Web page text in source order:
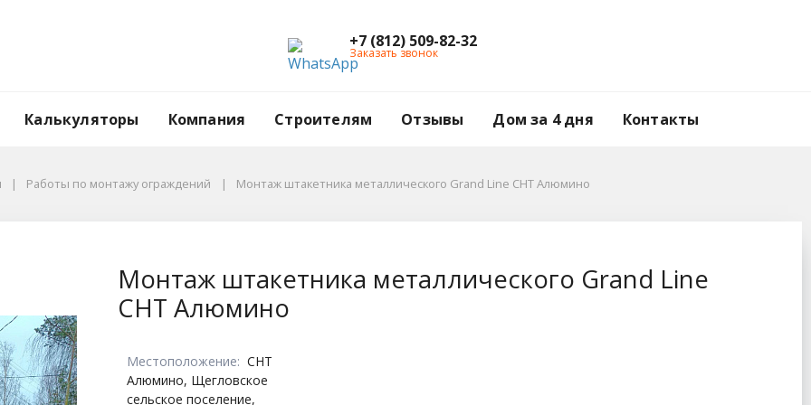
+7 (812) 509-82-32
Заказать звонок
Калькуляторы Компания Строителям Отзывы Дом за 4 дня Контакты
Работы по монтажу ограждений Монтаж штакетника металлического Grand Line СНТ Алюмино
Монтаж штакетника металлического Grand Line
СНТ Алюмино
Местоположение: СНТ
Алюмино, Щегловское
сельское поселение,